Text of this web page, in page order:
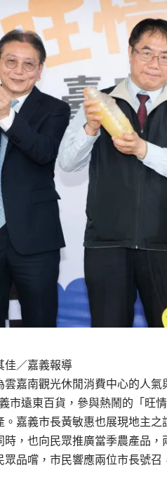
佳／嘉義報導
雲嘉南觀光休閒消費中心的人
市遠東百貨，參與熱鬧的「旺
。嘉義市長黃敏惠也展現地主
時，也向民眾推廣當季農產品
眾品嚐，市民響應兩位市長號召